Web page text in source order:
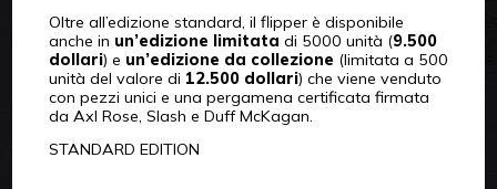
Oltre all’edizione standard, il flipper è disponibile
anche in un’edizione limitata di 5000 unità (9.500
dollari) e un’edizione da collezione (limitata a 500
unità del valore di 12.500 dollari) che viene venduto
con pezzi unici e una pergamena certificata firmata
da Axl Rose, Slash e Duff McKagan.
STANDARD EDITION